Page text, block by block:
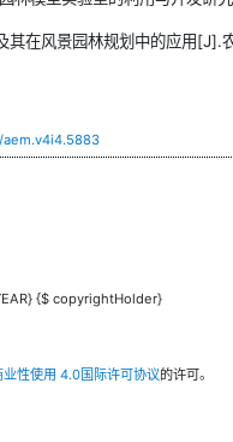
其在风景园林规划中的应用
{$ copyrightHolder}
性使用 4.0国际许可协议的许可。